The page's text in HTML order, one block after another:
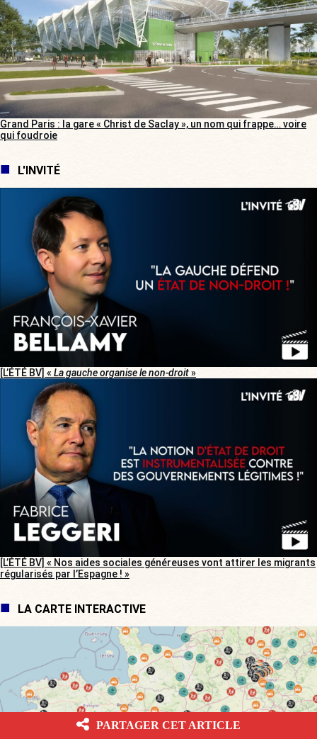
Grand Paris : la gare « Christ de Saclay », un nom qui frappe… voire
qui foudroie
L'INVITÉ
[L’ÉTÉ BV] « La gauche organise le non-droit»
[L’ÉTÉ BV] « Nos aides sociales généreuses vont attirer les migrants
régularisés par l’Espagne ! »
LA CARTE INTERACTIVE
PARTAGER CET ARTICLE